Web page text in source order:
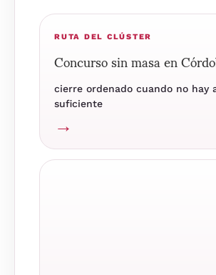
RUTA DEL CLÚSTER
Concurso sin masa en
cierre ordenado cuando no hay
suficiente
→